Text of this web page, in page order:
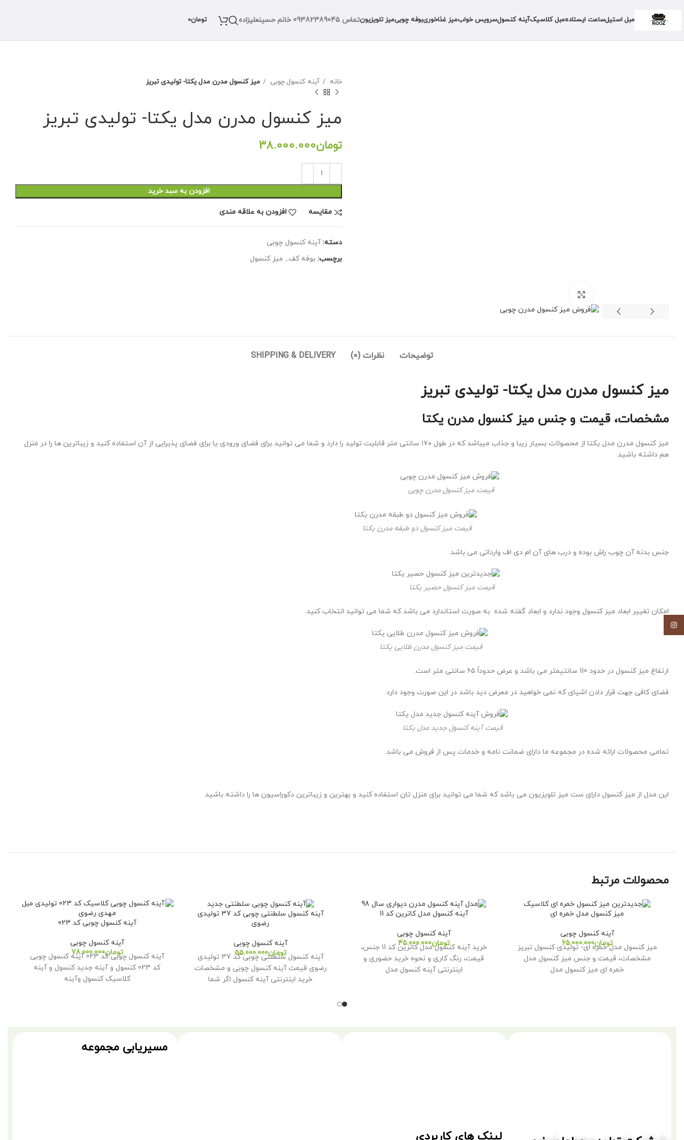
مبل استیلساعت ایستادهمبل کلاسیکآینه کنسولسرویس خوابمیز غذاخوریبوفه چوبیمیز تلویزیونتماس 09382389045 خانم حسینعلیزاده تومان0
خانه آینه کنسول چوبی میز کنسول مدرن مدل یکتا- تولیدی تبریز
میز کنسول مدرن مدل یکتا- تولیدی تبریز
تومان
افزودن به سبد خرید
مقايسه افزودن به علاقه مندی
دسته: آینه کنسول چوبی
برچسب: بوفه کف , میز کنسول
توضیحات نظرات (0) SHIPPING & DELIVERY
میز کنسول مدرن مدل یکتا- تولیدی تبریز
مشخصات، قیمت و جنس میز کنسول مدرن یکتا
میز کنسول مدرن مدل یکتا از محصولات بسیار زیبا و جذاب میباشد که در طول ۱۷۰ سانتی متر قابلیت تولید را دارد و شما می توانید برای فضای ورودی یا برای فضای پذیرایی از آن استفاده کنید و زیباترین ها را در منزل
هم داشته باشید.
قیمت میز کنسول مدرن چوبی
قیمت میز کنسول دو طبقه مدرن یکتا
جنس بدنه آن چوب راش بوده و درب های آن ام دی اف وارداتی می باشد.
قیمت میز کنسول حصیر یکتا
امکان تغییر ابعاد میز کنسول وجود ندارد و ابعاد گفته شده به صورت استاندارد می باشد که شما می توانید انتخاب کنید.
قیمت میز کنسول مدرن طلایی یکتا
ارتفاع میز کنسول در حدود 110 سانتیمتر می باشد و عرض حدوداً ۶۵ سانتی متر است.
فضای کافی جهت قرار دادن اشیای که نمی خواهید در معرض دید باشد در این صورت وجود دارد.
قیمت آینه کنسول جدید مدل یکتا
تمامی محصولات ارائه شده در مجموعه ما دارای ضمانت نامه و خدمات پس از فروش می باشد.
این مدل از میز کنسول دارای ست میز تلویزیون می باشد که شما می توانید برای منزل تان استفاده کنید و بهترین و زیباترین دکوراسیون ها را داشته باشید.
محصولات مرتبط
میز کنسول مدل خمره ای
آینه کنسول چوبی
تومان
میز کنسول مدل خمره ای- تولیدی کنسول تبریز
مشخصات، قیمت و جنس میز کنسول مدل
خمره ای میز کنسول مدل
آینه کنسول مدل کاترین کد 11
آینه کنسول چوبی
تومان
خرید آینه کنسول مدل کاترین کد 11 جنس،
قیمت، رنگ کاری و نحوه خرید حضوری و
اینترنتی آینه کنسول مدل
آینه کنسول سلطنتی چوبی کد 37 تولیدی
رضوی
آینه کنسول چوبی
تومان
آینه کنسول سلطنتی چوبی کد 37 تولیدی
رضوی قیمت آینه کنسول چوبی و مشخصات
خرید اینترنتی آینه کنسول اگر شما
آینه کنسول چوبی کد 023
آینه کنسول چوبی
تومان
آینه کنسول چوبی کد 023 آینه کنسول چوبی
کد 023 کنسول و آینه جدید کنسول و آینه
کلاسیک کنسول وآینه
لینک های کاربردی
مسیریابی مجموعه